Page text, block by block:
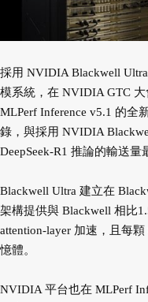
採用 NVIDIA Blackwell
模系統，在 NVIDIA GTC
MLPerf Inference v5.1 的全
錄，與採用 NVIDIA
DeepSeek-R1 推論的輸送量
Blackwell Ultra 建立在
架構提供與 Blackwell 相比
attention-layer 加速，且每
憶體。
NVIDIA 平台也在 MLPerf